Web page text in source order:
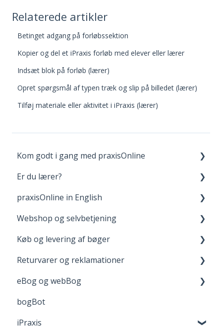
Kom godt i gang med praxisOnline
Opret bruger og login
Dine materialer på praxisOnline
Hjælp til tekniske udfordringer
Er du lærer?
Fagpakker
webBog og eBog+
boost
FGU - pædagogiske værktøjer
praxisOnline in English
Manage Your Account
Your Materials on praxisOnline
Help with Technical Issues
Webshop og selvbetjening
Opret bruger og login
Når du handler
Køb og levering af bøger
Levering
Adgang til digitale materialer
Returvarer og reklamationer
Returnering
Reklamation
Fortrydelsesret
eBog og webBog
Kom godt i gang med webBogen
bogBot
iPraxis
Relaterede artikler
Betinget adgang på forløbssektion
Kopier og del et iPraxis forløb med elever eller lærer
Indsæt blok på forløb (lærer)
Opret spørgsmål af typen træk og slip på billedet (lærer)
Tilføj materiale eller aktivitet i iPraxis (lærer)